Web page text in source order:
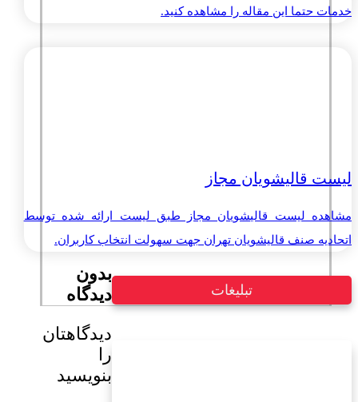
خدمات حتما این مقاله را مشاهده کنید.
لیست قالیشویان مجاز
مشاهده لیست قالیشویان مجاز طبق لیست ارائه شده توسط
اتحادیه صنف قالیشویان تهران جهت سهولت انتخاب کاربران.
تبلیغات
بدون
دیدگاه
دیدگاهتان
را
بنویسید